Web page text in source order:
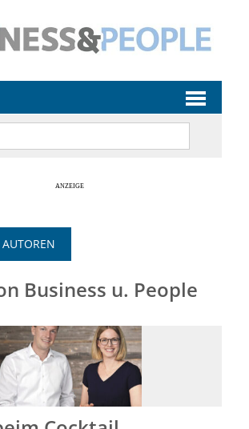
AUTOREN
Business u. People